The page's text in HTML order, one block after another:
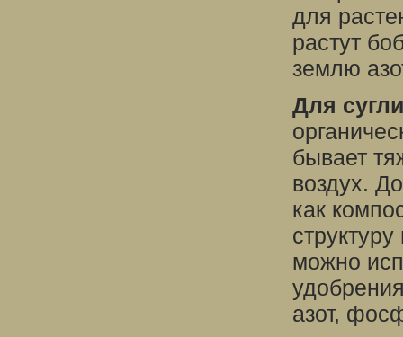
для
растут
землю
Для
бывает
воздух.
как
можно
азот,